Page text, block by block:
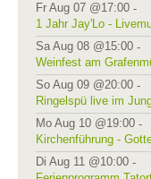
Fr Aug 07 @17:00 -
1 Jahr Jay'Lo -
Sa Aug 08 @15:00 -
Weinfest am
So Aug 09 @20:00 -
Ringelspü live im
Mo Aug 10 @19:00 -
Kirchenführung -
Di Aug 11 @10:00 -